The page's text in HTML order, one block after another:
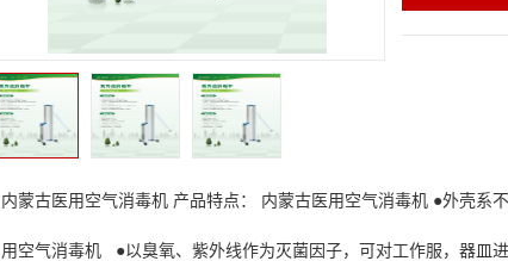
内蒙古医用空气消毒机 产品特点： 内蒙古医用空气消毒机 ●外壳系
用空气消毒机 ●以臭氧、紫外线作为灭菌因子，可对工作服，器皿